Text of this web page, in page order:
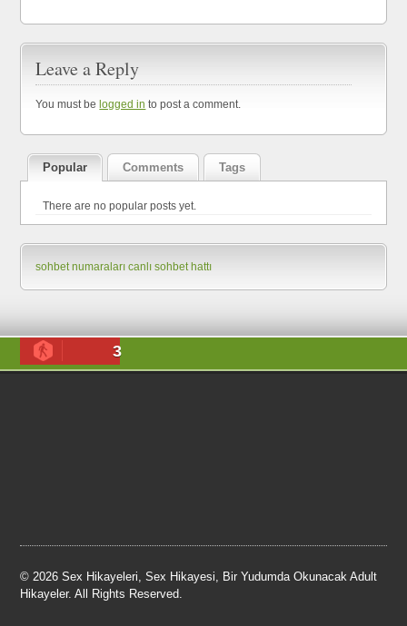
Leave a Reply
You must be logged in to post a comment.
Popular Comments Tags
There are no popular posts yet.
sohbet numaraları canlı sohbet hattı
3
© 2026 Sex Hikayeleri, Sex Hikayesi, Bir Yudumda Okunacak Adult
Hikayeler. All Rights Reserved.